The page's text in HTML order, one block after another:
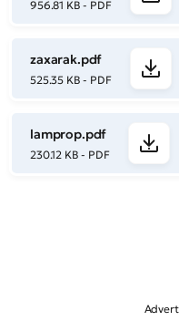
956.81 KB - PDF
zaxarak.pdf
525.35 KB - PDF
lamprop.pdf
230.12 KB - PDF